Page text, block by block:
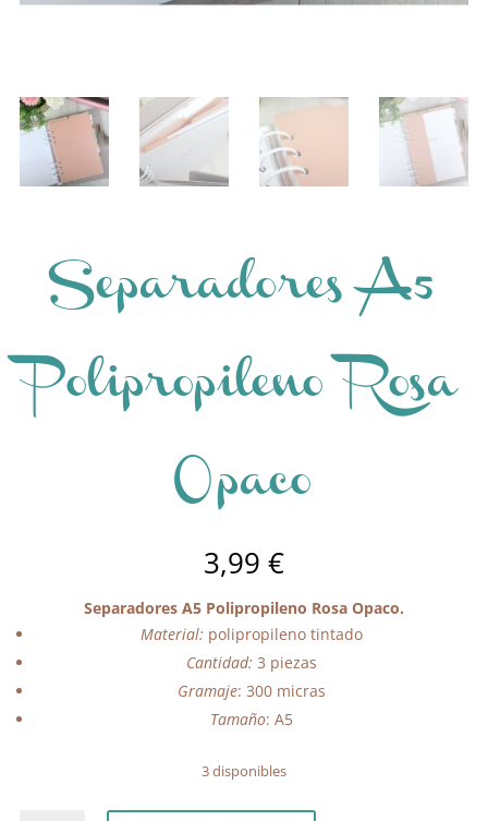
Separadores A5
Polipropileno Rosa
Opaco
3,99 €
Separadores A5 Polipropileno Rosa Opaco.
Material: polipropileno tintado
Cantidad: 3 piezas
Gramaje: 300 micras
Tamaño: A5
3 disponibles